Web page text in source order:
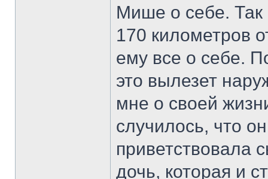
Мише о себе.
170 километров
ему все о себе.
это вылезет
мне о своей
случилось, что
приветствовала
дочь, которая и